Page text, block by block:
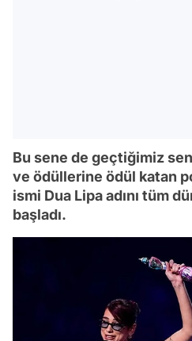
Bu sene de geçtiğimiz
ve ödüllerine ödül katan
ismi Dua Lipa adını tüm
başladı.